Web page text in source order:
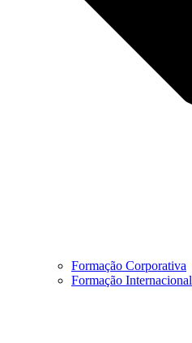
Formação Corporativa
Formação Internacional